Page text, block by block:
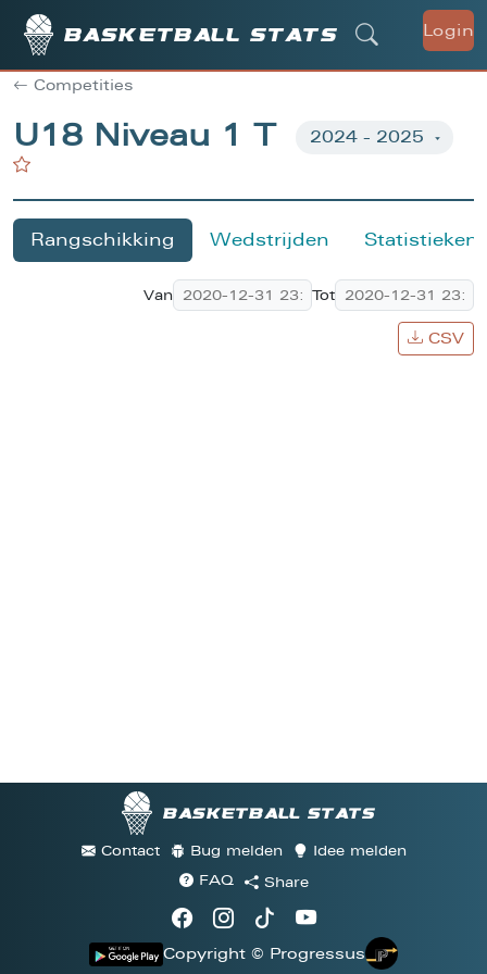
Basketball stats Login
Competities
U18 Niveau 1 T
Rangschikking Wedstrijden Statistieken
Van Tot
CSV
Basketball stats
Contact Bug melden
Idee melden
FAQ
Share
Copyright © Progressus